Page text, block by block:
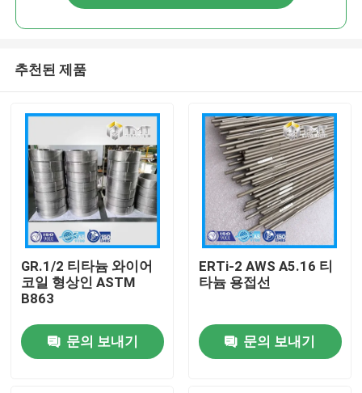
추천된 제품
GR.1/2 티타늄 와이어
코일 형상인 ASTM
B863
문의 보내기
ERTi-2 AWS A5.16 티
타늄 용접선
문의 보내기